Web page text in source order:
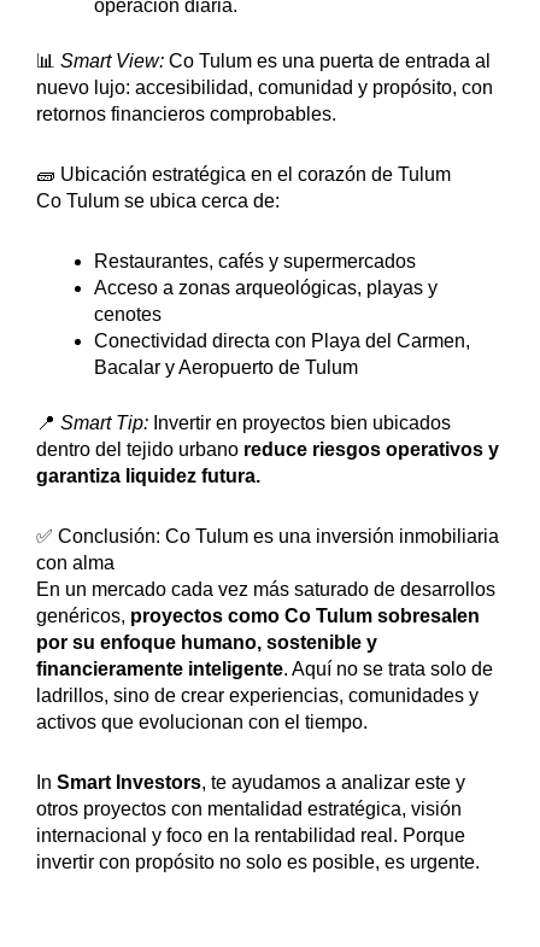
operación diaria.
📊 Smart View: Co Tulum es una puerta de entrada al
nuevo lujo: accesibilidad, comunidad y propósito, con
retornos financieros comprobables.
🧱 Ubicación estratégica en el corazón de Tulum
Co Tulum se ubica cerca de:
Restaurantes, cafés y supermercados
Acceso a zonas arqueológicas, playas y
cenotes
Conectividad directa con Playa del Carmen,
Bacalar y Aeropuerto de Tulum
📍 Smart Tip: Invertir en proyectos bien ubicados
dentro del tejido urbano reduce riesgos operativos y
garantiza liquidez futura.
✅ Conclusión: Co Tulum es una inversión inmobiliaria
con alma
En un mercado cada vez más saturado de desarrollos
genéricos, proyectos como Co Tulum sobresalen
por su enfoque humano, sostenible y
financieramente inteligente. Aquí no se trata solo de
ladrillos, sino de crear experiencias, comunidades y
activos que evolucionan con el tiempo.
In Smart Investors, te ayudamos a analizar este y
otros proyectos con mentalidad estratégica, visión
internacional y foco en la rentabilidad real. Porque
invertir con propósito no solo es posible, es urgente.